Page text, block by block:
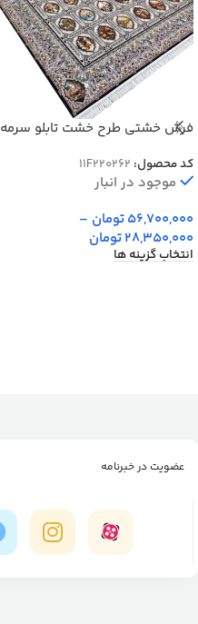
فرش خشتی طرح خشت تابلو سرمه
کد محصول: 11F220262
موجود در انبار
56,700,000تومان –
28,350,000تومان
انتخاب گزینه ها
عضویت در خبرنامه